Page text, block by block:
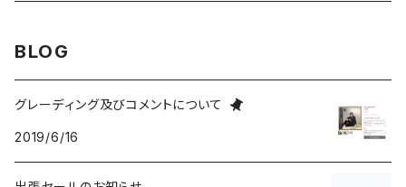
Accordion / Bandoneon
group / session
NEO ROCKABILLY / PSYCHOBILLY
PROGRESSIVE ROCK / PSYCHEDELIA
にほんのハードロック・ヘヴィメタル
歌謡曲
現代音楽Contemporary / PostModern
AVANT / EXPERIMENTAL / NOISE
ROOTS REGGAE / DUB
FOLKLORE - フォルクローレ
BLOG
グレーディング及びコメントについて
2019/6/16